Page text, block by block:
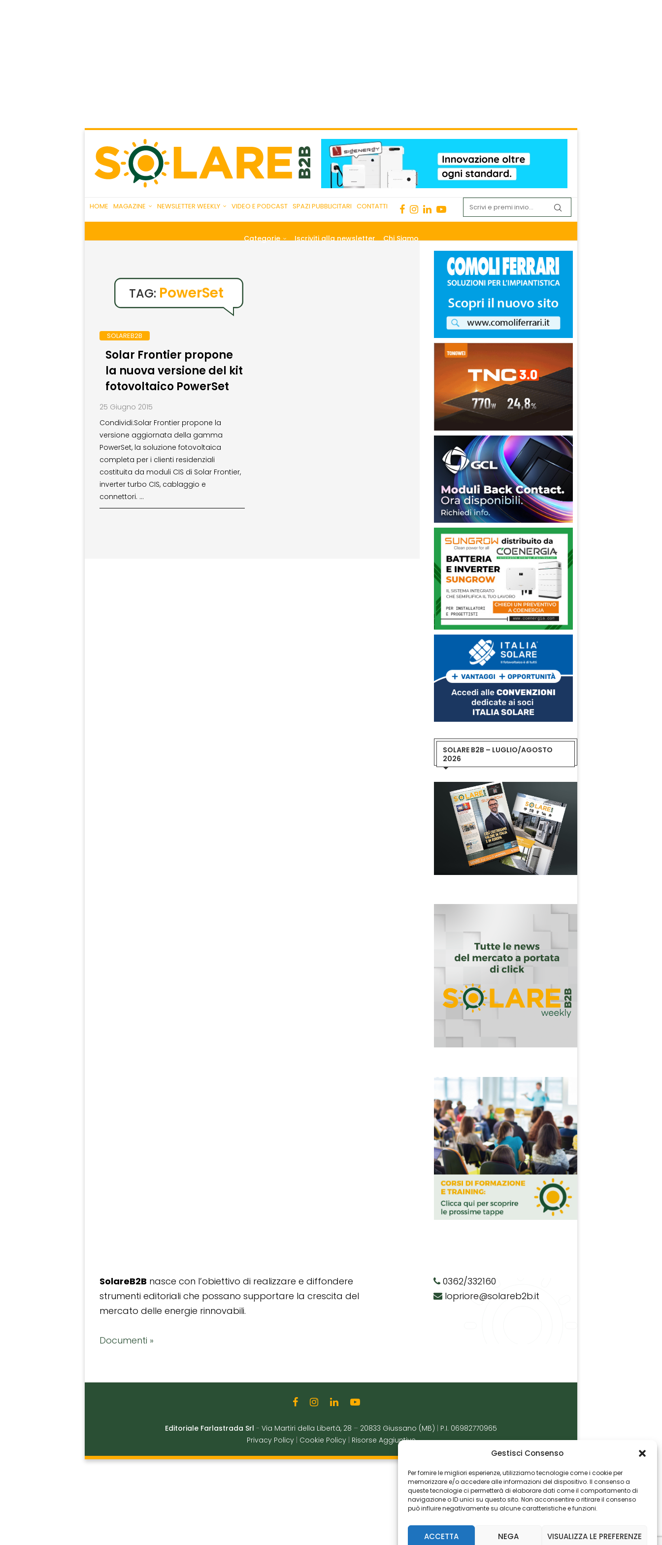
Gestisci Consenso
Per fornire le migliori esperienze, utilizziamo tecnologie come i cookie per
memorizzare e/o accedere alle informazioni del dispositivo. Il consenso a
queste tecnologie ci permetterà di elaborare dati come il comportamento di
navigazione o ID unici su questo sito. Non acconsentire o ritirare il consenso
può influire negativamente su alcune caratteristiche e funzioni.
ACCETTA NEGA VISUALIZZA LE PREFERENZE
HOME MAGAZINE NEWSLETTER WEEKLY VIDEO E PODCAST SPAZI PUBBLICITARI CONTATTI
Categorie Iscriviti alla newsletter Chi Siamo
TAG: PowerSet
SOLAREB2B
Solar Frontier propone
la nuova versione del kit
fotovoltaico PowerSet
25 Giugno 2015
Condividi:Solar Frontier propone la
versione aggiornata della gamma
PowerSet, la soluzione fotovoltaica
completa per i clienti residenziali
costituita da moduli CIS di Solar Frontier,
inverter turbo CIS, cablaggio e
connettori. …
SOLARE B2B – LUGLIO/AGOSTO
2026
SolareB2B nasce con l’obiettivo di realizzare e diffondere
strumenti editoriali che possano supportare la crescita del
mercato delle energie rinnovabili.
Documenti »
0362/332160
lopriore@solareb2b.it
Editoriale Farlastrada Srl - Via Martiri della Libertà, 28 – 20833 Giussano (MB)
P.I. 06982770965
Privacy Policy
Cookie Policy Risorse Aggiuntive